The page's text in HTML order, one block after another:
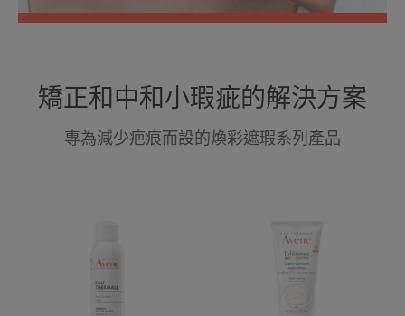
矯正和中和小瑕疵的解決方案
專為減少疤痕而設的煥彩遮瑕系列產品
活
水
速
舒
敏